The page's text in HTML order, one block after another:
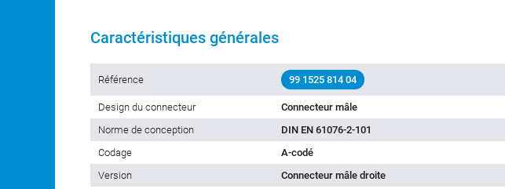
Caractéristiques générales
Référence 99 1525 814 04
Design du connecteur
Connecteur mâle
Norme de conception
DIN EN 61076-2-101
Codage
A-codé
Version
Connecteur mâle droite